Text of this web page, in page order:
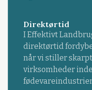
Direktørtid
I Effektivt
direktørtid
når vi stiller
virksomheder